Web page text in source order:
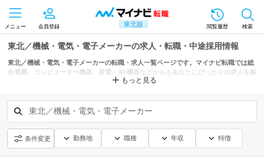
東北版
メニュー 会員登録 閲覧履歴 検索
東北／機械・電気・電子メーカーの求人・転職・中途採用情報
東北／機械・電気・電子メーカーの転職・求人一覧ページです。マイナビ転職では総
合電機、コンピューター機器、家電・AV機器などからもあなたにぴったりの求人を探
もっと見る
東北／機械・電気・電子メーカー
条件変更 勤務地 職種 年収 特徴